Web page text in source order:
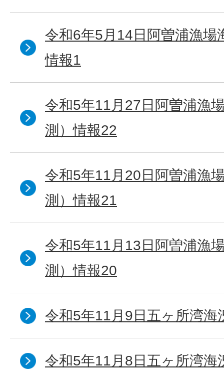
令和6年5月14日阿曽浦漁場
情報1
令和5年11月27日阿曽浦漁
測）情報22
令和5年11月20日阿曽浦漁
測）情報21
令和5年11月13日阿曽浦漁
測）情報20
令和5年11月9日五ヶ所湾海
令和5年11月8日五ヶ所湾海